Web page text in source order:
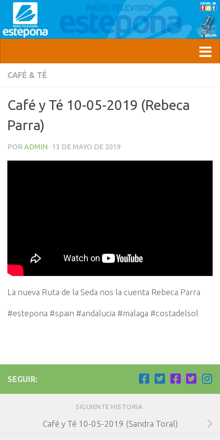
CAFÉ & TÉ
Café y Té 10-05-2019 (Rebeca
Parra)
POR ADMIN · 13 DE MAYO DE 2019
La nueva Ruta de la Seda nos la cuenta Rebeca Parra
#estepona #spain #andalucia #malaga #costadelsol
SEGUIR:
SIGUIENTE HISTORIA
Café y Té 10-05-2019 (Sandra Toral)